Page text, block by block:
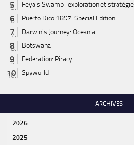
Feya’s Swamp : exploration et stratégie
Puerto Rico 1897: Special Edition
Darwin's Journey: Oceania
Botswana
Federation: Piracy
Spyworld
ARCHIVES
2026
2025